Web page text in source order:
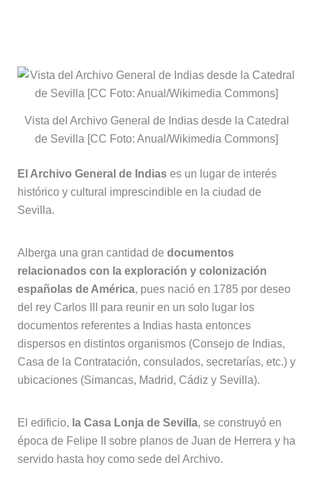
Vista del Archivo General de Indias desde la Catedral
de Sevilla [CC Foto: Anual/Wikimedia Commons]
El Archivo General de Indiases un lugar de interés
histórico y cultural imprescindible en la ciudad de
Sevilla.
Alberga una gran cantidad de documentos
relacionados con la exploración y colonización
españolas de América, pues nació en 1785 por deseo
del rey Carlos III para reunir en un solo lugar los
documentos referentes a Indias hasta entonces
dispersos en distintos organismos (Consejo de Indias,
Casa de la Contratación, consulados, secretarías, etc.) y
ubicaciones (Simancas, Madrid, Cádiz y Sevilla).
El edificio, la Casa Lonja de Sevilla, se construyó en
época de Felipe II sobre planos de Juan de Herrera y ha
servido hasta hoy como sede del Archivo.